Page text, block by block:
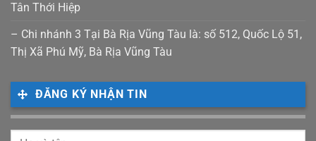
Tân Thới Hiệp
– Chi nhánh 3 Tại Bà Rịa Vũng Tàu là: số 512, Quốc Lộ 51,
Thị Xã Phú Mỹ, Bà Rịa Vũng Tàu
ĐĂNG KÝ NHẬN TIN